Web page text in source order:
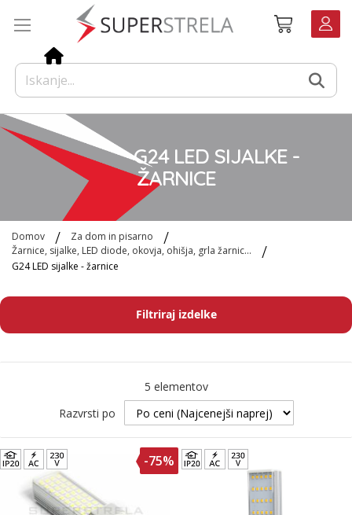
Košarica
G24 LED SIJALKE -
ŽARNICE
Domov
Za dom in pisarno
Žarnice, sijalke, LED diode, okovja, ohišja, grla žarnic...
G24 LED sijalke - žarnice
Filtriraj izdelke
5 elementov
Razvrsti po
-75%